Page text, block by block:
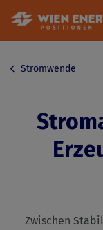
Stromwende
Zwischen